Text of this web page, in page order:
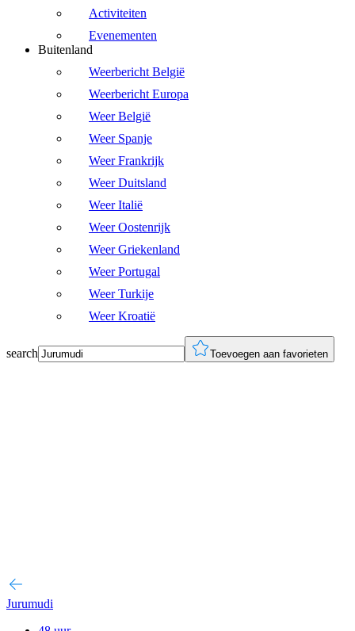
Activiteiten
Evenementen
Buitenland
Weerbericht België
Weerbericht Europa
Weer België
Weer Spanje
Weer Frankrijk
Weer Duitsland
Weer Italië
Weer Oostenrijk
Weer Griekenland
Weer Portugal
Weer Turkije
Weer Kroatië
search Toevoegen aan favorieten
Jurumudi